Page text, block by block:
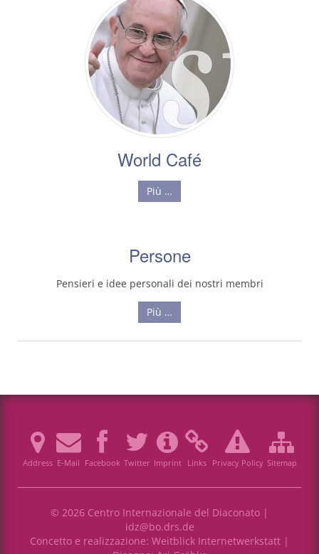
World Café
Più …
Persone
Pensieri e idee personali dei nostri membri
Più …
Address E-Mail Facebook Twitter Imprint Links Privacy Policy Sitemap
© 2026 Centro Internazionale del Diaconato |
idz@bo.drs.de
Concetto e realizzazione: Weitblick Internetwerkstatt |